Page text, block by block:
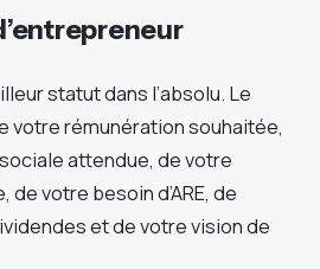
statut dans l’absolu. Le
votre rémunération souhaitée,
attendue, de votre
votre besoin d’ARE, de
et de votre vision de